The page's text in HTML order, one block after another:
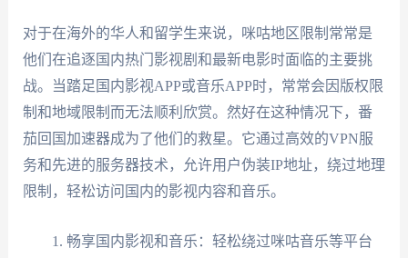
对于在海外的华人和留学生来说，咪咕地区限制常常是
他们在追逐国内热门影视剧和最新电影时面临的主要挑
战。当踏足国内影视APP或音乐APP时，常常会因版权限
制和地域限制而无法顺利欣赏。然好在这种情况下，番
茄回国加速器成为了他们的救星。它通过高效的VPN服
务和先进的服务器技术，允许用户伪装IP地址，绕过地理
限制，轻松访问国内的影视内容和音乐。
畅享国内影视和音乐：轻松绕过咪咕音乐等平台